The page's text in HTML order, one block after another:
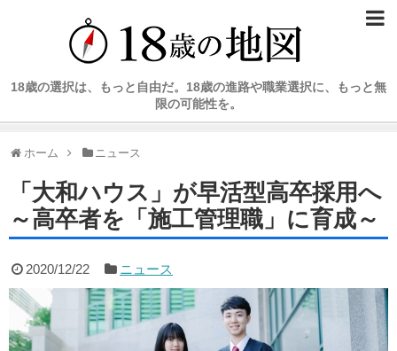
18歳の選択は、もっと自由だ。18歳の進路や職業選択に、もっと無
限の可能性を。
ホーム ニュース
「大和ハウス」が早活型高卒採用へ
～高卒者を「施工管理職」に育成～
2020/12/22 ニュース